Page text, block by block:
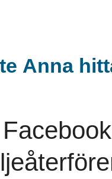
Anna